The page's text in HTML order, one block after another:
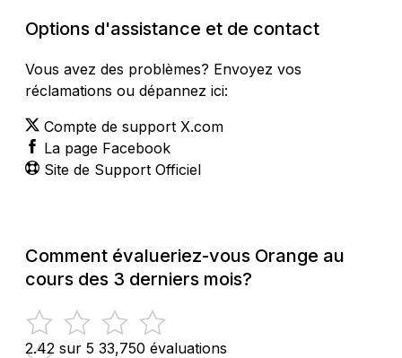
Options d'assistance et de contact
Vous avez des problèmes? Envoyez vos
réclamations ou dépannez ici:
Compte de support X.com
La page Facebook
Site de Support Officiel
Comment évalueriez-vous Orange au
cours des 3 derniers mois?
2.42 sur 5 33,750 évaluations